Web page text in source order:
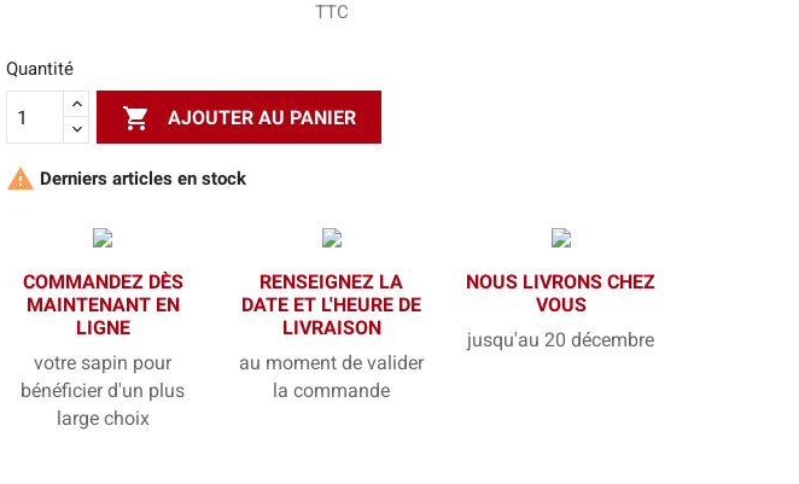
TTC
Quantité
 AJOUTER AU PANIER
 Derniers articles en stock
COMMANDEZ DÈS
MAINTENANT EN
LIGNE
votre sapin pour
bénéficier d'un plus
large choix
RENSEIGNEZ LA
DATE ET L'HEURE DE
LIVRAISON
au moment de valider
la commande
NOUS LIVRONS CHEZ
VOUS
jusqu'au 20 décembre